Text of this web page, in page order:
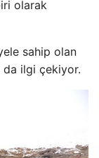
olarak
sahip olan
da ilgi çekiyor.